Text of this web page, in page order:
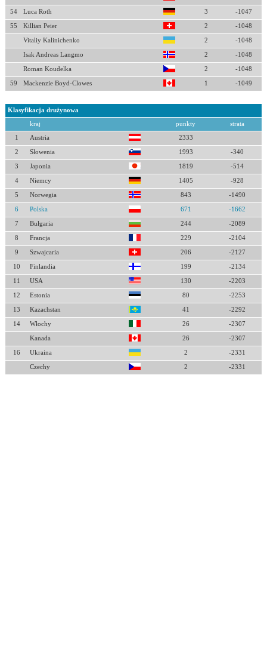
54 Luca Roth 3 -1047
55 Killian Peier 2 -1048
Vitaliy Kalinichenko 2 -1048
Isak Andreas Langmo 2 -1048
Roman Koudelka 2 -1048
59 Mackenzie Boyd-Clowes 1 -1049
Klasyfikacja drużynowa
kraj punkty strata
1 Austria 2333
2 Słowenia 1993 -340
3 Japonia 1819 -514
4 Niemcy 1405 -928
5 Norwegia 843 -1490
6 Polska 671 -1662
7 Bułgaria 244 -2089
8 Francja 229 -2104
9 Szwajcaria 206 -2127
10 Finlandia 199 -2134
11 USA 130 -2203
12 Estonia 80 -2253
13 Kazachstan 41 -2292
14 Włochy 26 -2307
Kanada 26 -2307
16 Ukraina 2 -2331
Czechy 2 -2331